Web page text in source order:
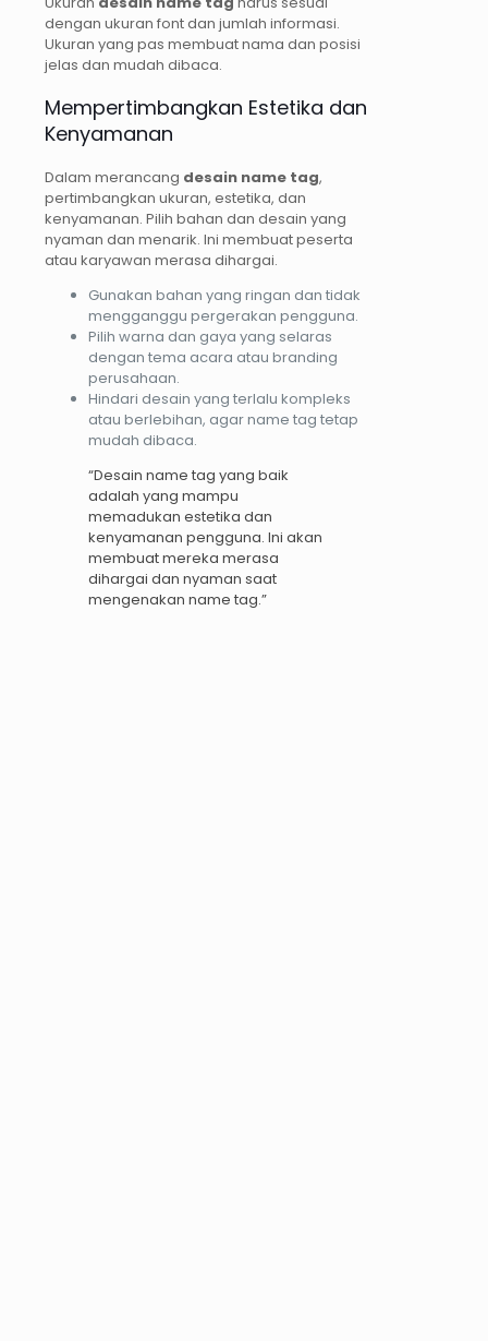
dengan ukuran font dan jumlah informasi.
Ukuran yang pas membuat nama dan posisi
jelas dan mudah dibaca.
Mempertimbangkan Estetika dan
Kenyamanan
Dalam merancang desain name tag,
pertimbangkan ukuran, estetika, dan
kenyamanan. Pilih bahan dan desain yang
nyaman dan menarik. Ini membuat peserta
atau karyawan merasa dihargai.
Gunakan bahan yang ringan dan tidak
mengganggu pergerakan pengguna.
Pilih warna dan gaya yang selaras
dengan tema acara atau branding
perusahaan.
Hindari desain yang terlalu kompleks
atau berlebihan, agar name tag tetap
mudah dibaca.
“Desain name tag yang baik
adalah yang mampu
memadukan estetika dan
kenyamanan pengguna. Ini akan
membuat mereka merasa
dihargai dan nyaman saat
mengenakan name tag.”